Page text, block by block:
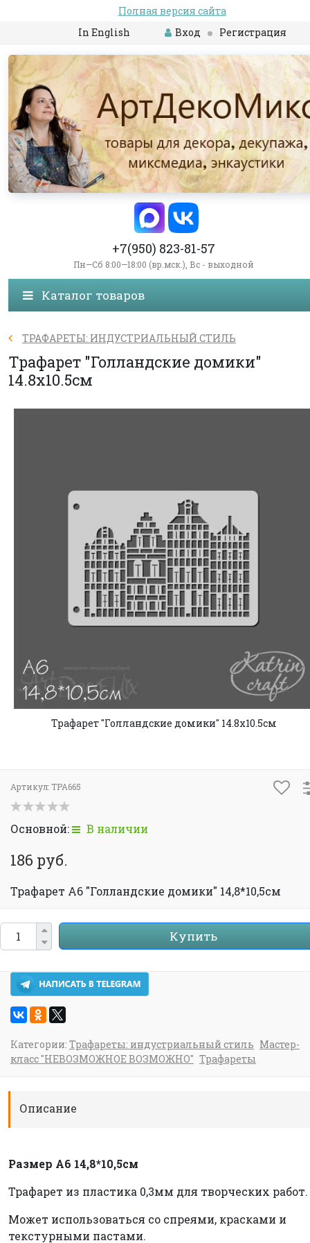
Полная версия сайта
In English
Вход Регистрация
+7(950) 823-81-57
Пн—Сб 8:00—18:00 (вр.мск.), Вс - выходной
Каталог товаров
ТРАФАРЕТЫ: ИНДУСТРИАЛЬНЫЙ СТИЛЬ
Трафарет "Голландские домики"
14.8х10.5см
Трафарет "Голландские домики" 14.8х10.5см
Артикул: TPA665
Основной: В наличии
186 руб.
Трафарет А6 "Голландские домики" 14,8*10,5см
Купить
Категории: Трафареты: индустриальный стиль Мастер-
класс "НЕВОЗМОЖНОЕ ВОЗМОЖНО" Трафареты
Описание
Размер А6 14,8*10,5см
Трафарет из пластика 0,3мм для творческих работ.
Может использоваться со спреями, красками и
текстурными пастами.